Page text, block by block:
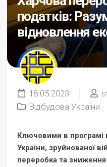
податків:
відновлення
18.05.2023
Відбудова України
Ключовими в програмі
України, зруйнованої
переробка та